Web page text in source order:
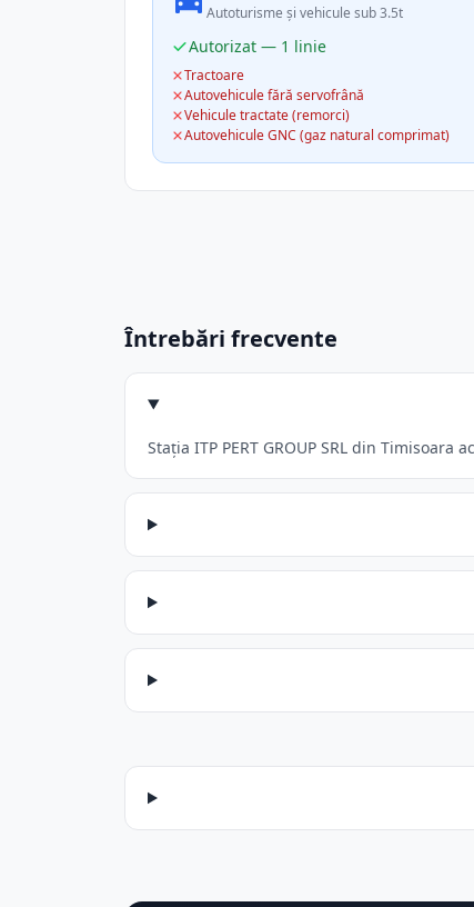
Autoturisme și vehicule sub 3.5t
Autorizat — 1 linie
Tractoare
Autovehicule fără servofrână
Vehicule tractate (remorci)
Autovehicule GNC (gaz natural comprimat)
Întrebări frecvente
Stația ITP PERT GROUP SRL din